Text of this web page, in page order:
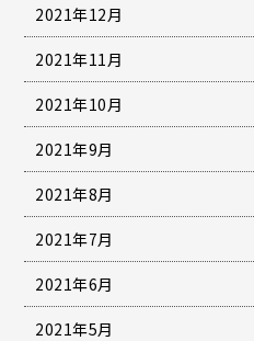
2021年12月
2021年11月
2021年10月
2021年9月
2021年8月
2021年7月
2021年6月
2021年5月